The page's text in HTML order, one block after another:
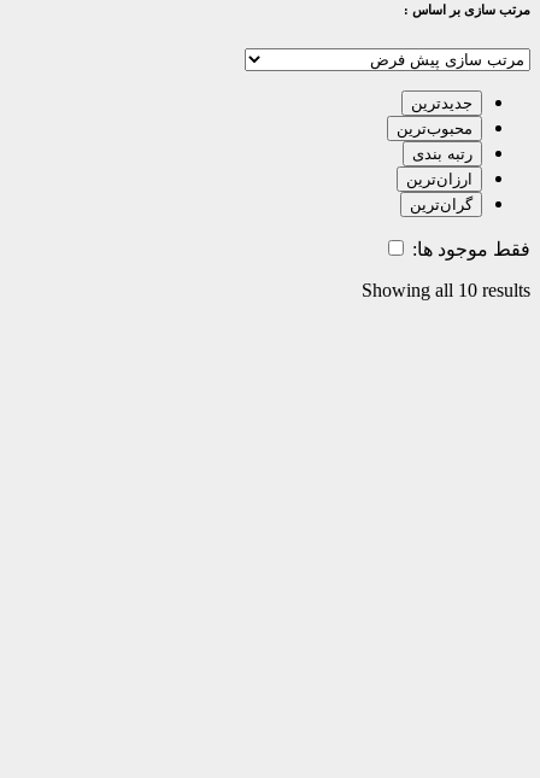
مرتب سازی بر اساس :
جدیدترین
محبوب‌ترین
رتبه بندی
ارزان‌ترین
گران‌ترین
فقط موجود ها:
Showing all 10 results